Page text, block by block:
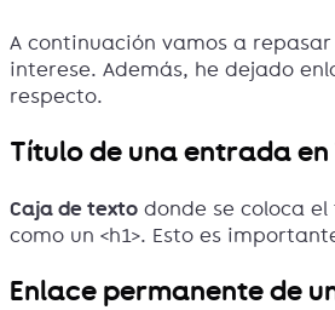
A continuación vamos a
interese. Además, he dejado
respecto.
Título de una entrada
Caja de texto donde se coloca
como un <h1>. Esto es
Enlace permanente de